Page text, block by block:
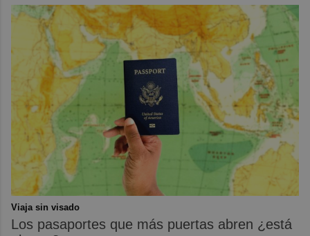
Viaja sin visado
Los pasaportes que más puertas abren ¿está